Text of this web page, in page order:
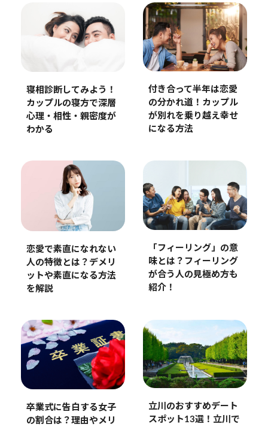
寝相診断してみよう！
カップルの寝方で深層
心理・相性・親密度が
わかる
付き合って半年は恋愛
の分かれ道！カップル
が別れを乗り越え幸せ
になる方法
恋愛で素直になれない
人の特徴とは？デメリ
ットや素直になる方法
を解説
「フィーリング」の意
味とは？フィーリング
が合う人の見極め方も
紹介！
卒業式に告白する女子
の割合は？理由やメリ
立川のおすすめデート
スポット13選！立川で